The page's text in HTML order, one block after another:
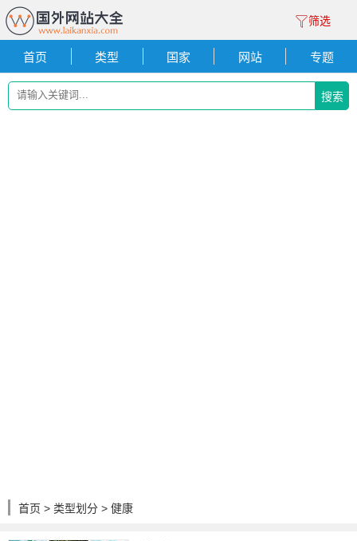
筛选
首页 类型 国家 网站 专题
搜索
首页 > 类型划分 > 健康